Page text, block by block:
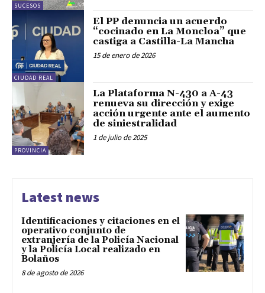
SUCESOS
CIUDAD REAL
El PP denuncia un acuerdo
“cocinado en La Moncloa” que
castiga a Castilla-La Mancha
15 de enero de 2026
PROVINCIA
La Plataforma N-430 a A-43
renueva su dirección y exige
acción urgente ante el aumento
de siniestralidad
1 de julio de 2025
Latest news
Identificaciones y citaciones en el
operativo conjunto de
extranjería de la Policía Nacional
y la Policía Local realizado en
Bolaños
8 de agosto de 2026